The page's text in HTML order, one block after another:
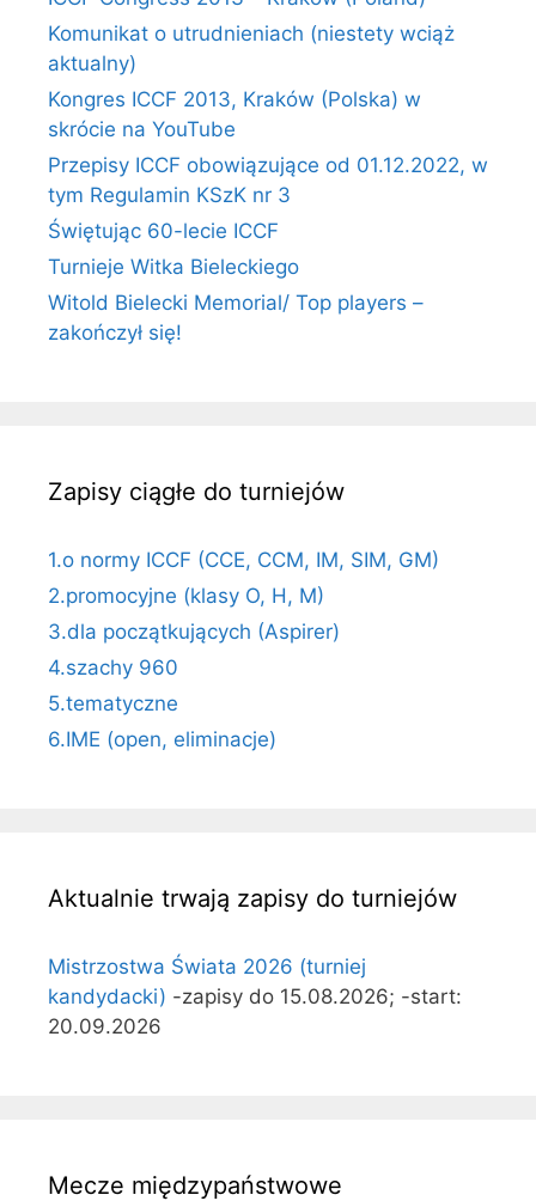
Komunikat o utrudnieniach (niestety wciąż
aktualny)
Kongres ICCF 2013, Kraków (Polska) w
skrócie na YouTube
Przepisy ICCF obowiązujące od 01.12.2022, w
tym Regulamin KSzK nr 3
Świętując 60-lecie ICCF
Turnieje Witka Bieleckiego
Witold Bielecki Memorial/ Top players –
zakończył się!
Zapisy ciągłe do turniejów
1.o normy ICCF (CCE, CCM, IM, SIM, GM)
2.promocyjne (klasy O, H, M)
3.dla początkujących (Aspirer)
4.szachy 960
5.tematyczne
6.IME (open, eliminacje)
Aktualnie trwają zapisy do turniejów
Mistrzostwa Świata 2026 (turniej
kandydacki) -zapisy do 15.08.2026; -start:
20.09.2026
Mecze międzypaństwowe